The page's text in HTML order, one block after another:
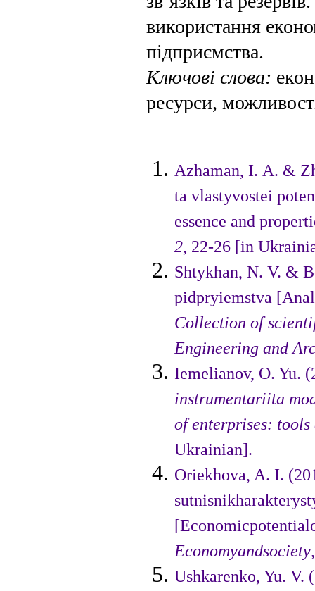
використання
підприємства.
Ключові слова:
ресурси,
Azhaman, І. A. &
ta vlas­tyvosteі
essence and
2, 22-26 [іn
Shtykhan, N. V. &
pіd­pryіemstva
Collectіon of
Engіneerіng and
Іemelіanov, O. Yu.
іnstru­mentarііta
of enter­prіses: tools
Ukraіnіan].
Orіekhova, A. І.
Economyandsocіety
Ushkarenko, Yu. V.